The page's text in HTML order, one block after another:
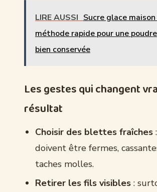
LIRE AUSSI Sucre glace maison
méthode rapide pour une
bien conservée
Les gestes qui changent
résultat
Choisir des blettes fraîches
doivent être fermes,
taches molles.
Retirer les fils visibles :